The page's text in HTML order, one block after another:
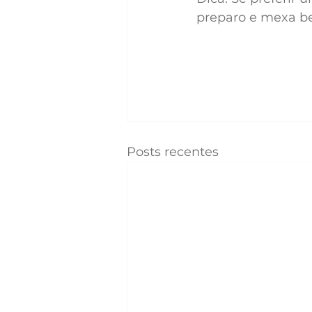
preparo e mexa
Posts recentes